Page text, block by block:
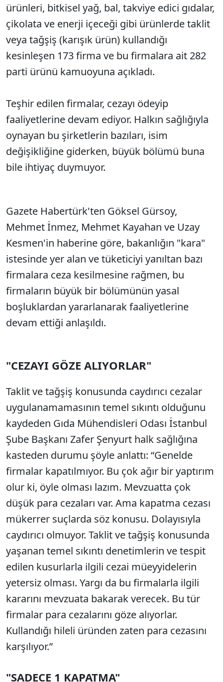
ürünleri, bitkisel yağ, bal, takviye edici gıdalar,
çikolata ve enerji içeceği gibi ürünlerde taklit
veya tağşiş (karışık ürün) kullandığı
kesinleşen 173 firma ve bu firmalara ait 282
parti ürünü kamuoyuna açıkladı.
Teşhir edilen firmalar, cezayı ödeyip
faaliyetlerine devam ediyor. Halkın sağlığıyla
oynayan bu şirketlerin bazıları, isim
değişikliğine giderken, büyük bölümü buna
bile ihtiyaç duymuyor.
Gazete Habertürk'ten Göksel Gürsoy,
Mehmet İnmez, Mehmet Kayahan ve Uzay
Kesmen'in haberine göre, bakanlığın "kara"
istesinde yer alan ve tüketiciyi yanıltan bazı
firmalara ceza kesilmesine rağmen, bu
firmaların büyük bir bölümünün yasal
boşluklardan yararlanarak faaliyetlerine
devam ettiği anlaşıldı.
"CEZAYI GÖZE ALIYORLAR"
Taklit ve tağşiş konusunda caydırıcı cezalar
uygulanamamasının temel sıkıntı olduğunu
kaydeden Gıda Mühendisleri Odası İstanbul
Şube Başkanı Zafer Şenyurt halk sağlığına
kasteden durumu şöyle anlattı: “Genelde
firmalar kapatılmıyor. Bu çok ağır bir yaptırım
olur ki, öyle olması lazım. Mevzuatta çok
düşük para cezaları var. Ama kapatma cezası
mükerrer suçlarda söz konusu. Dolayısıyla
caydırıcı olmuyor. Taklit ve tağşiş konusunda
yaşanan temel sıkıntı denetimlerin ve tespit
edilen kusurlarla ilgili cezai müeyyidelerin
yetersiz olması. Yargı da bu firmalarla ilgili
kararını mevzuata bakarak verecek. Bu tür
firmalar para cezalarını göze alıyorlar.
Kullandığı hileli üründen zaten para cezasını
karşılıyor.”
"SADECE 1 KAPATMA"